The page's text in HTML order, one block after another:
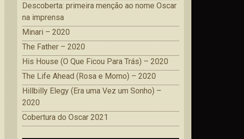
Descoberta: primeira menção ao nome Oscar
na imprensa
Minari – 2020
The Father – 2020
His House (O Que Ficou Para Trás) – 2020
The Life Ahead (Rosa e Momo) – 2020
Hillbilly Elegy (Era uma Vez um Sonho) –
2020
Cobertura do Oscar 2021